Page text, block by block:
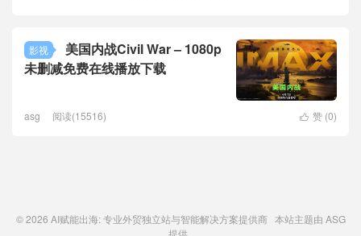
影视
美国内战Civil War – 1080p
未删减免费在线播放下载
 赞 (0)
asg 阅读(15516)
© 2026 AI赋能出海: 专业外贸独立站与智能解决方案提供商本站主题由 ASG
提供